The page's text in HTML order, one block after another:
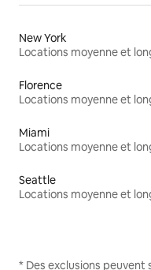
New York
Florence
Miami
Seattle
* Des exclusions